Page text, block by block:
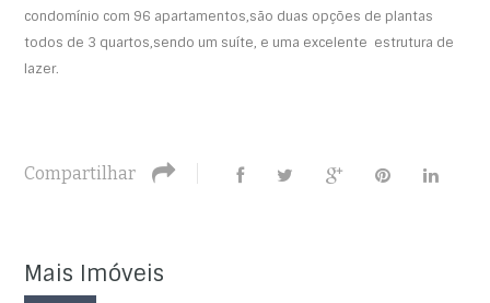
condomínio com 96 apartamentos,são duas opções de plantas
todos de 3 quartos,sendo um suíte, e uma excelente estrutura de
lazer.
Compartilhar
Mais Imóveis